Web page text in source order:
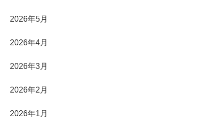
2026年5月
2026年4月
2026年3月
2026年2月
2026年1月